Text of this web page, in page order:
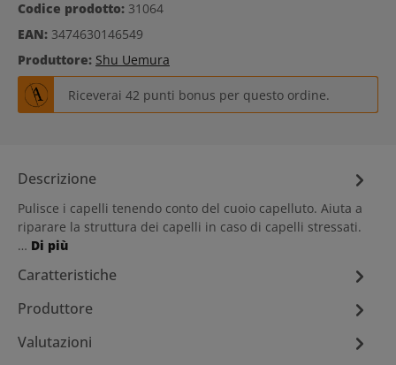
Codice prodotto: 31064
EAN: 3474630146549
Produttore: Shu Uemura
Riceverai 42 punti bonus per questo ordine.
Descrizione
Pulisce i capelli tenendo conto del cuoio capelluto. Aiuta a
riparare la struttura dei capelli in caso di capelli stressati.
… Di più
Caratteristiche
Produttore
Valutazioni